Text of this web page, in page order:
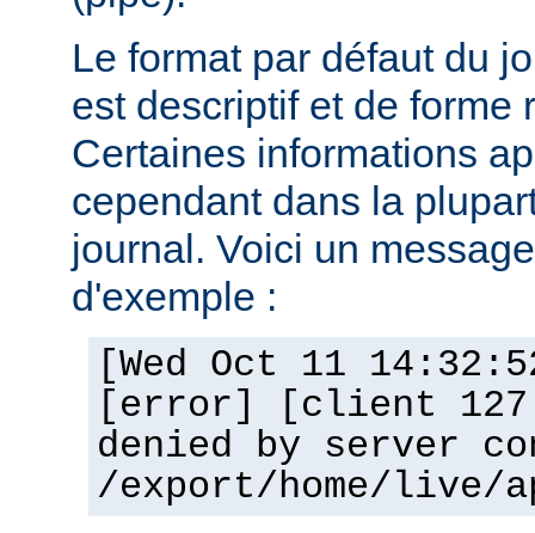
Le format par défaut du
est descriptif et de forme
Certaines informations
cependant dans la
journal. Voici un
d'exemple :
[Wed Oct 11
[error] [client
denied by server
/export/home/live/